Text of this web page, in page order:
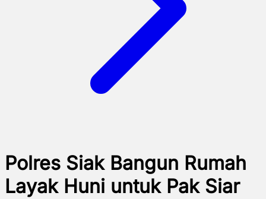
Polres Siak Bangun Rumah
Layak Huni untuk Pak Siar